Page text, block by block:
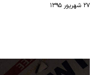
۲۷ شهریور ۱۳۹۵